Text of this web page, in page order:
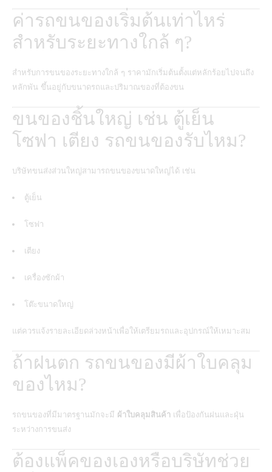
ค่ารถขนของเริ่มต้นเท่าไหร่
สำหรับระยะทางใกล้ ๆ?
สำหรับการขนของระยะทางใกล้ ๆ ราคามักเริ่มต้นตั้งแต่หลักร้อยไปจนถึง
หลักพัน ขึ้นอยู่กับขนาดรถและปริมาณของที่ต้องขน
ขนของชิ้นใหญ่ เช่น ตู้เย็น
โซฟา เตียง รถขนของรับไหม?
บริษัทขนส่งส่วนใหญ่สามารถขนของขนาดใหญ่ได้ เช่น
ตู้เย็น
โซฟา
เตียง
เครื่องซักผ้า
โต๊ะขนาดใหญ่
แต่ควรแจ้งรายละเอียดล่วงหน้าเพื่อให้เตรียมรถและอุปกรณ์ให้เหมาะสม
ถ้าฝนตก รถขนของมีผ้าใบคลุม
ของไหม?
รถขนของที่มีมาตรฐานมักจะมี ผ้าใบคลุมสินค้า เพื่อป้องกันฝนและฝุ่น
ระหว่างการขนส่ง
ต้องแพ็คของเองหรือบริษัทช่วย